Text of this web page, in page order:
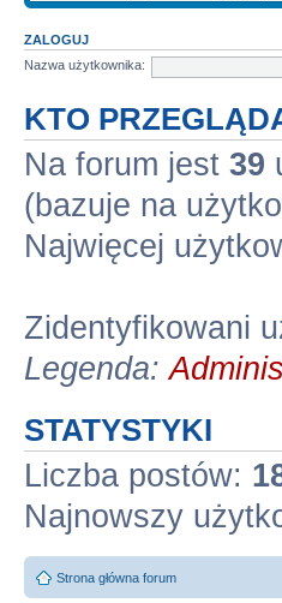
ZALOGUJ
Nazwa użytkownika:
KTO
Na forum jest 39
(bazuje na
Najwięcej
Zidentyfikowani
Legenda:
STATYSTYKI
Liczba postów:
Najnowszy
Strona główna forum